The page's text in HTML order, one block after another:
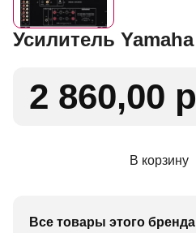
Усилитель
2 860,00
В корзину
Все товары этого бренда